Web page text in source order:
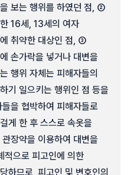
보는 행위를 하였던 점, ②
16세, 13세의 여자
취약한 대상인 점, ③
손가락을 넣거나 대변을
행위 자체는 피해자들의
기 일으키는 행위인 점 등을
을 협박하여 피해자들로
게 한 후 스스로 속옷을
장약을 이용하여 대변을
적으로 피고인에 의한
하므로, 피고인 및 변호인의